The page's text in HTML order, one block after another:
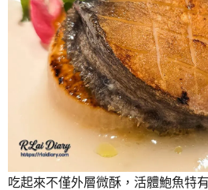
吃起來不僅外層微酥，活體鮑魚特